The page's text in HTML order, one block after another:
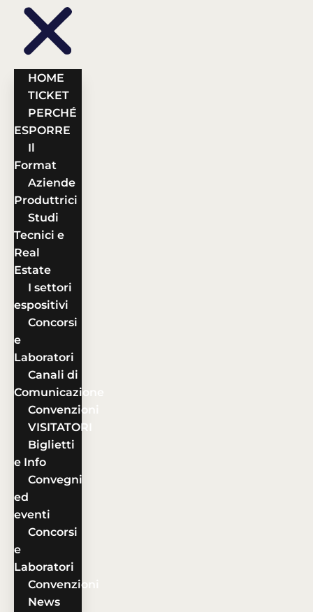
HOME
TICKET
PERCHÉ
ESPORRE
Il
Format
Aziende
Produttrici
Studi
Tecnici e
Real
Estate
I settori
espositivi
Concorsi
e
Laboratori
Canali di
Comunicazione
Convenzioni
VISITATORI
Biglietti
e Info
Convegni
ed
eventi
Concorsi
e
Laboratori
Convenzioni
News